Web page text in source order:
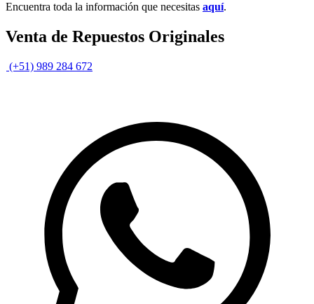
Encuentra toda la información que necesitas aquí.
Venta de Repuestos Originales
(+51) 989 284 672